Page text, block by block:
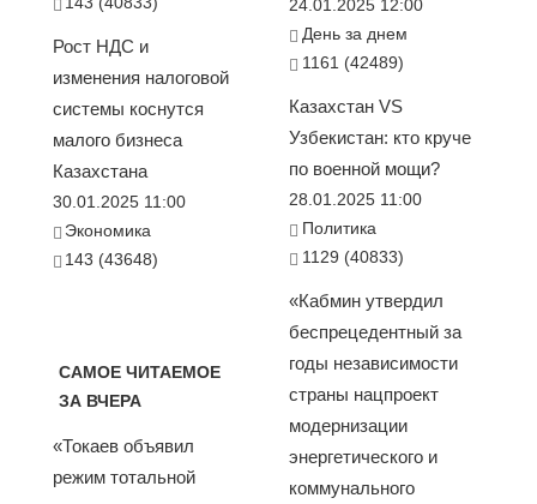
Рост НДС и
изменения налоговой
системы коснутся
малого бизнеса
Казахстана
30.01.2025 11:00
Экономика
143 (43648)
САМОЕ ЧИТАЕМОЕ
ЗА ВЧЕРА
«Токаев объявил
режим тотальной
24.01.2025 12:00
День за днем
1161 (42489)
Казахстан VS
Узбекистан: кто круче
по военной мощи?
28.01.2025 11:00
Политика
1129 (40833)
«Кабмин утвердил
беспрецедентный за
годы независимости
страны нацпроект
модернизации
энергетического и
коммунального